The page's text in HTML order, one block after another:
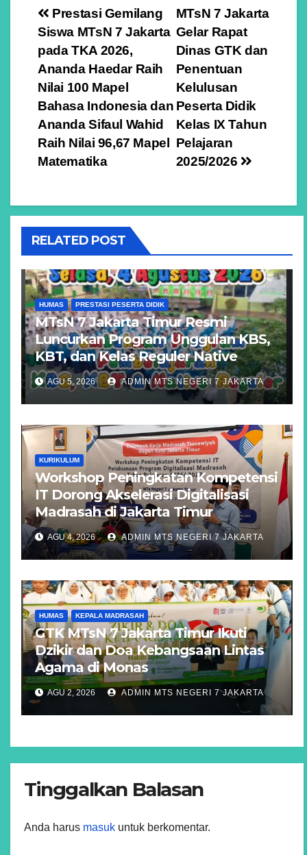
Navigasi
pos
MTsN 7 Jakarta
Gelar Rapat
Dinas GTK dan
Penentuan
Kelulusan
Peserta Didik
Kelas IX Tahun
Pelajaran
2025/2026
Prestasi Gemilang
Siswa MTsN 7 Jakarta
pada TKA 2026,
Ananda Haedar Raih
Nilai 100 Mapel
Bahasa Indonesia dan
Ananda Sifaul Wahid
Raih Nilai 96,67 Mapel
Matematika
RELATED POST
HUMAS PRESTASI PESERTA DIDIK
MTsN 7 Jakarta Timur Resmi
Luncurkan Program Unggulan KBS,
KBT, dan Kelas Reguler Native
AGU 5, 2026 ADMIN MTS NEGERI 7 JAKARTA
KURIKULUM
Workshop Peningkatan Kompetensi
IT Dorong Akselerasi Digitalisasi
Madrasah di Jakarta Timur
AGU 4, 2026 ADMIN MTS NEGERI 7 JAKARTA
HUMAS KEPALA MADRASAH
GTK MTsN 7 Jakarta Timur Ikuti
Dzikir dan Doa Kebangsaan Lintas
Agama di Monas
AGU 2, 2026 ADMIN MTS NEGERI 7 JAKARTA
Tinggalkan Balasan
Anda harus masuk untuk berkomentar.